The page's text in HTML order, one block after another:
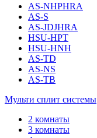
AS-NHPHRA
AS-S
AS-JDJHRA
HSU-HPT
HSU-HNH
AS-TD
AS-NS
AS-TB
Мульти сплит системы
2 комнаты
3 комнаты